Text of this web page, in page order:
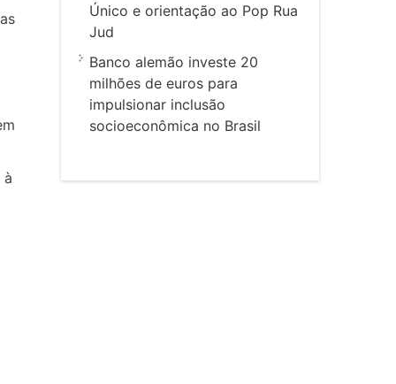
à
Único e orientação ao Pop Rua
Jud
Banco alemão investe 20
milhões de euros para
impulsionar inclusão
socioeconômica no Brasil